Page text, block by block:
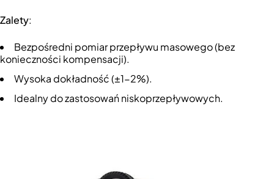
Zalety:
Bezpośredni pomiar przepływu masowego (bez
konieczności kompensacji).
Wysoka dokładność (±1-2%).
Idealny do zastosowań niskoprzepływowych.